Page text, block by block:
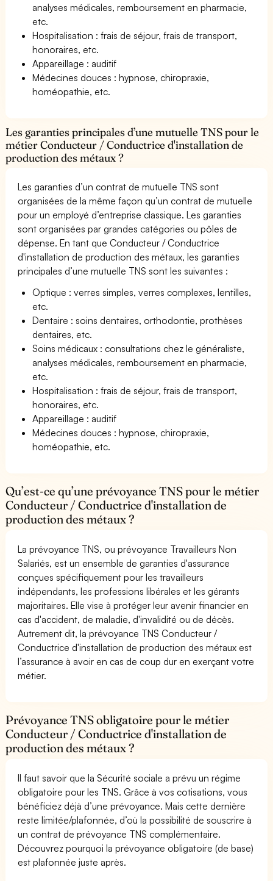
analyses médicales, remboursement en pharmacie,
etc.
Hospitalisation : frais de séjour, frais de transport,
honoraires, etc.
Appareillage : auditif
Médecines douces : hypnose, chiropraxie,
homéopathie, etc.
Les garanties principales d’une mutuelle TNS pour le
métier Conducteur / Conductrice d'installation de
production des métaux ?
Les garanties d’un contrat de mutuelle TNS sont
organisées de la même façon qu’un contrat de mutuelle
pour un employé d’entreprise classique. Les garanties
sont organisées par grandes catégories ou pôles de
dépense. En tant que Conducteur / Conductrice
d'installation de production des métaux, les garanties
principales d’une mutuelle TNS sont les suivantes :
Optique : verres simples, verres complexes, lentilles,
etc.
Dentaire : soins dentaires, orthodontie, prothèses
dentaires, etc.
Soins médicaux : consultations chez le généraliste,
analyses médicales, remboursement en pharmacie,
etc.
Hospitalisation : frais de séjour, frais de transport,
honoraires, etc.
Appareillage : auditif
Médecines douces : hypnose, chiropraxie,
homéopathie, etc.
Qu’est-ce qu’une prévoyance TNS pour le métier
Conducteur / Conductrice d'installation de
production des métaux ?
La prévoyance TNS, ou prévoyance Travailleurs Non
Salariés, est un ensemble de garanties d'assurance
conçues spécifiquement pour les travailleurs
indépendants, les professions libérales et les gérants
majoritaires. Elle vise à protéger leur avenir financier en
cas d'accident, de maladie, d'invalidité ou de décès.
Autrement dit, la prévoyance TNS Conducteur /
Conductrice d'installation de production des métaux est
l’assurance à avoir en cas de coup dur en exerçant votre
métier.
Prévoyance TNS obligatoire pour le métier
Conducteur / Conductrice d'installation de
production des métaux ?
Il faut savoir que la Sécurité sociale a prévu un régime
obligatoire pour les TNS. Grâce à vos cotisations, vous
bénéficiez déjà d’une prévoyance. Mais cette dernière
reste limitée/plafonnée, d’où la possibilité de souscrire à
un contrat de prévoyance TNS complémentaire.
Découvrez pourquoi la prévoyance obligatoire (de base)
est plafonnée juste après.